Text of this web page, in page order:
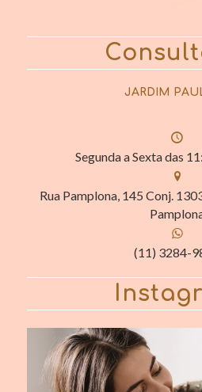
JARDIM
Segunda a Sexta das
Rua Pamplona, 145 Conj.
(11) 3284-